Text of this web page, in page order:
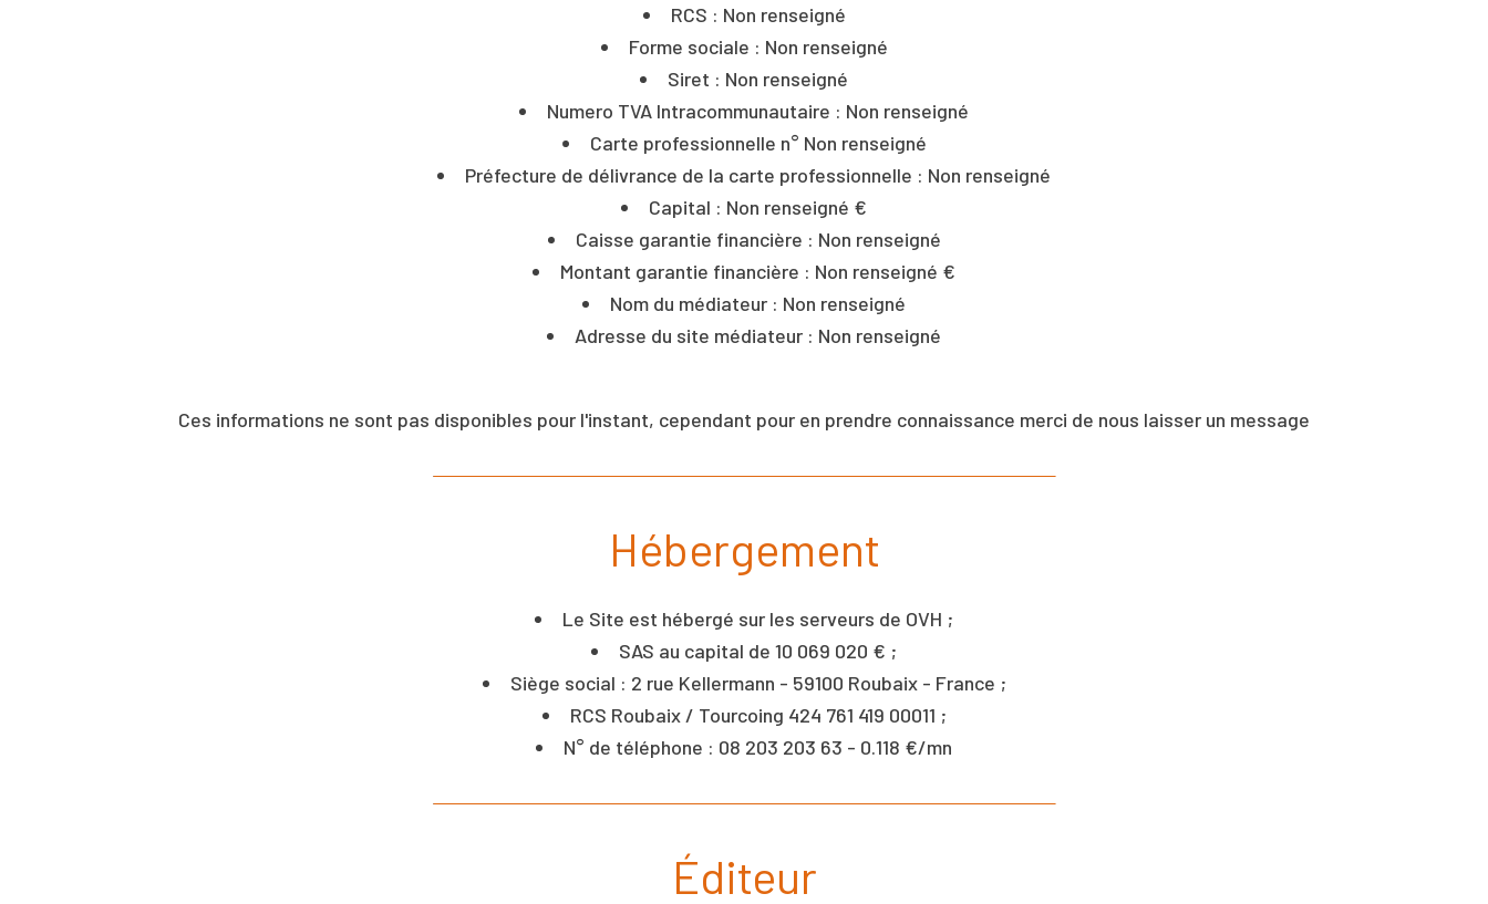
RCS : Non renseigné
Forme sociale : Non renseigné
Siret : Non renseigné
Numero TVA Intracommunautaire : Non renseigné
Carte professionnelle n° Non renseigné
Préfecture de délivrance de la carte professionnelle : Non renseigné
Capital : Non renseigné €
Caisse garantie financière : Non renseigné
Montant garantie financière : Non renseigné €
Nom du médiateur : Non renseigné
Adresse du site médiateur : Non renseigné
Ces informations ne sont pas disponibles pour l'instant, cependant pour en prendre connaissance merci de nous laisser un message
Hébergement
Le Site est hébergé sur les serveurs de OVH ;
SAS au capital de 10 069 020 € ;
Siège social : 2 rue Kellermann - 59100 Roubaix - France ;
RCS Roubaix / Tourcoing 424 761 419 00011 ;
N° de téléphone : 08 203 203 63 - 0.118 €/mn
Éditeur